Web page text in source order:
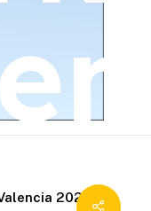
2026
Share